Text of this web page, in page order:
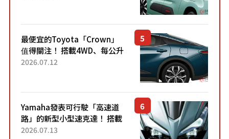
最便宜的Toyota「Crown」
值得關注！ 搭載4WD、每公升
22.4公里低油耗表現超亮眼！
2026.07.12
Yamaha發表可行駛「高速道
路」的新型小型速克達！ 搭載
能享受超強勁「渦輪感」的動
2026.07.13